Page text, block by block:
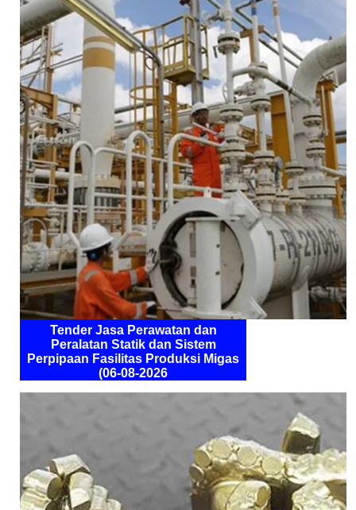
Tender Jasa Perawatan dan
Peralatan Statik dan Sistem
Perpipaan Fasilitas Produksi Migas
(06-08-2026